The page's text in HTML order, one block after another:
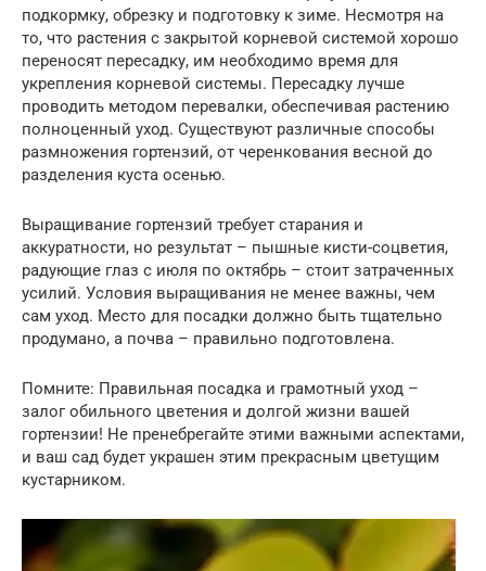
подкормку, обрезку и подготовку к зиме. Несмотря на
то, что растения с закрытой корневой системой хорошо
переносят пересадку, им необходимо время для
укрепления корневой системы. Пересадку лучше
проводить методом перевалки, обеспечивая растению
полноценный уход. Существуют различные способы
размножения гортензий, от черенкования весной до
разделения куста осенью.
Выращивание гортензий требует старания и
аккуратности, но результат – пышные кисти-соцветия,
радующие глаз с июля по октябрь – стоит затраченных
усилий. Условия выращивания не менее важны, чем
сам уход. Место для посадки должно быть тщательно
продумано, а почва – правильно подготовлена.
Помните: Правильная посадка и грамотный уход –
залог обильного цветения и долгой жизни вашей
гортензии! Не пренебрегайте этими важными аспектами,
и ваш сад будет украшен этим прекрасным цветущим
кустарником.